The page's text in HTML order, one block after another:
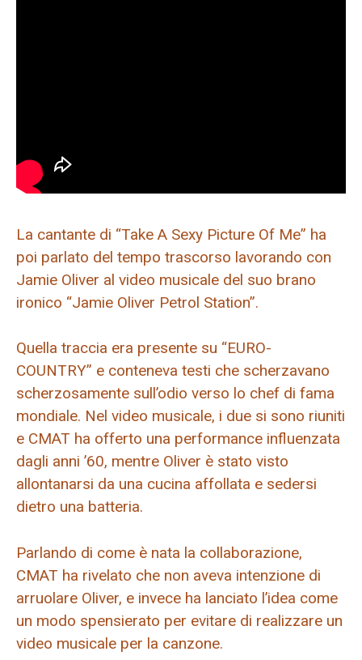
La cantante di “Take A Sexy Picture Of Me” ha
poi parlato del tempo trascorso lavorando con
Jamie Oliver al video musicale del suo brano
ironico “Jamie Oliver Petrol Station”.
Quella traccia era presente su “EURO-
COUNTRY” e conteneva testi che scherzavano
scherzosamente sull’odio verso lo chef di fama
mondiale. Nel video musicale, i due si sono riuniti
e CMAT ha offerto una performance influenzata
dagli anni ’60, mentre Oliver è stato visto
allontanarsi da una cucina affollata e sedersi
dietro una batteria.
Parlando di come è nata la collaborazione,
CMAT ha rivelato che non aveva intenzione di
arruolare Oliver, e invece ha lanciato l’idea come
un modo spensierato per evitare di realizzare un
video musicale per la canzone.